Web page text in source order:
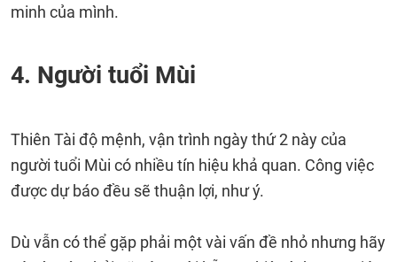
minh của mình.
4. Người tuổi Mùi
Thiên Tài độ mệnh, vận trình ngày thứ 2 này của
người tuổi Mùi có nhiều tín hiệu khả quan. Công việc
được dự báo đều sẽ thuận lợi, như ý.
Dù vẫn có thể gặp phải một vài vấn đề nhỏ nhưng hãy